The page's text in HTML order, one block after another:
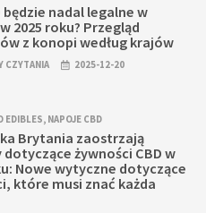
będzie nadal legalne w
2025 roku? Przegląd
z konopi według krajów
CZYTANIA 2025-12-20
EDIBLES, NAPOJE CBD
Brytania zaostrzają
dotyczące żywności CBD w
Nowe wytyczne dotyczące
które musi znać każda